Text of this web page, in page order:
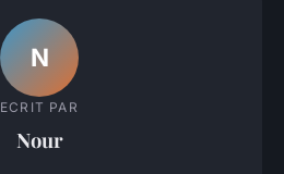
N
ECRIT PAR
Nour